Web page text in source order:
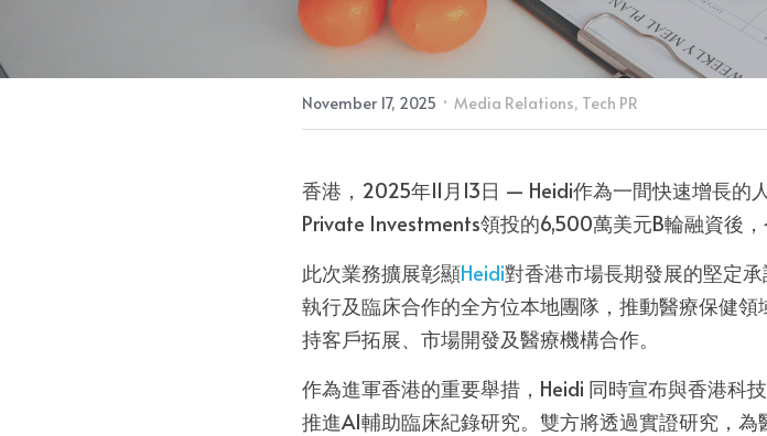
November 17, 2025 · Media Relations, Tech PR
香港，2025年11月13日 — Heidi作為一間快速增長
Private Investments領投的6,500萬美元B輪融資後，
此次業務擴展彰顯Heidi對香港市場長期發展的堅定
執行及臨床合作的全方位本地團隊，推動醫療保健
持客戶拓展、市場開發及醫療機構合作。
作為進軍香港的重要舉措，Heidi 同時宣布與香港科
推進AI輔助臨床紀錄研究。雙方將透過實證研究，